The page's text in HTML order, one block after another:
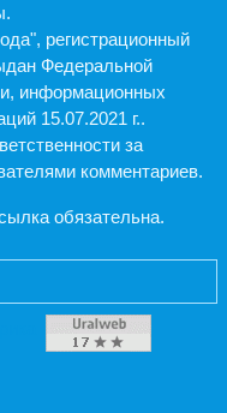
регистрационный
Федеральной
информационных
15.07.2021 г..
за
комментариев.
обязательна.